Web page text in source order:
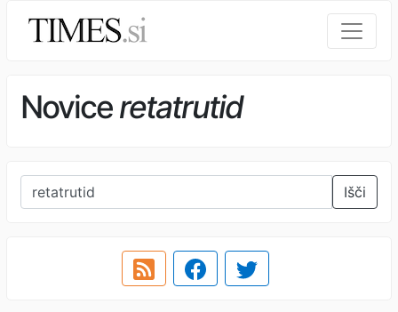
Noviceretatrutid
Išči